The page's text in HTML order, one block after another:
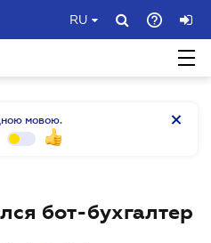
RU
мовою.
бот-бухгалтер